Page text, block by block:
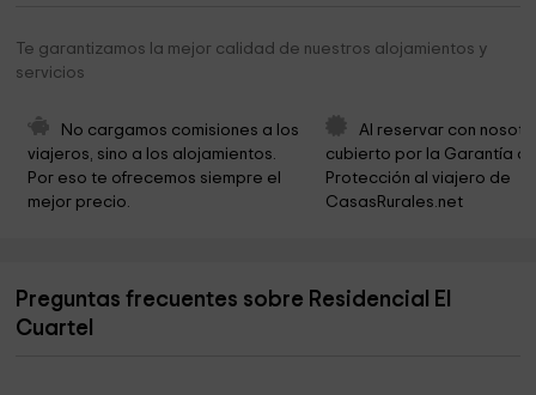
Iglesia
Iglesia de Redecilla del Camino
Ayuntamiento de Ibrillos
Mirador Alto de Corporales 4,9 km
Ermita Nuestra Señora de las Abejas
Te garantizamos la mejor calidad de nuestros alojamientos y
servicios
No cargamos comisiones a los
viajeros, sino a los alojamientos.
Por eso te ofrecemos siempre el
mejor precio.
Al reservar con
cubierto por la Garantía
Protección al viajero de
CasasRurales.net
Preguntas frecuentes sobre Residencial El
Cuartel